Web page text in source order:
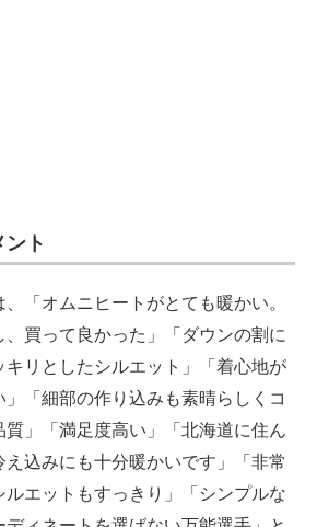
ト
「オムニヒートがとても暖かい。
買って良かった」「ダウンの割に
キリとしたシルエット」「着心地が
」「細部の作り込みも素晴らしくコ
質」「満足度高い」「北海道に住ん
込みにも十分暖かいです」「非常
ルエットもすっきり」「シンプルな